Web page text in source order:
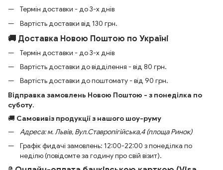
Термін доставки - до 3-х днів
Вартість доставки від 130 грн.
🚚 Доставка Новою Поштою по Україні
Термін доставки - до 3-х днів
Вартість доставки до відділення - від 80 грн.
Вартість доставки до поштомату - від 90 грн.
Відправка замовлень Новою Поштою - з понеділка по
суботу.
🚚 Самовивіз продукції з нашого шоу-руму
Адреса: м. Львів, Вул.Ставропігійська,4 (площа Ринок)
Графік фидачі замовлень: 12:00-22:00 з понеділка по
неділю (повідомте за годину про свій візит).